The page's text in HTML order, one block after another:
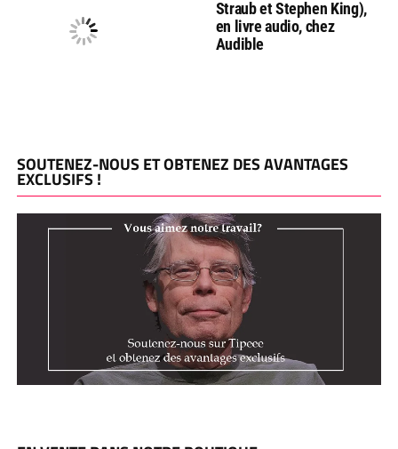
Straub et Stephen King),
en livre audio, chez
Audible
SOUTENEZ-NOUS ET OBTENEZ DES AVANTAGES
EXCLUSIFS !